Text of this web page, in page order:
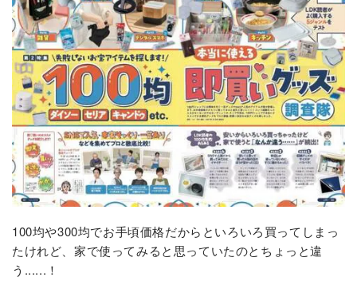
100均や300均でお手頃価格だからといろいろ買ってしまっ
たけれど、家で使ってみると思っていたのとちょっと違
う......！